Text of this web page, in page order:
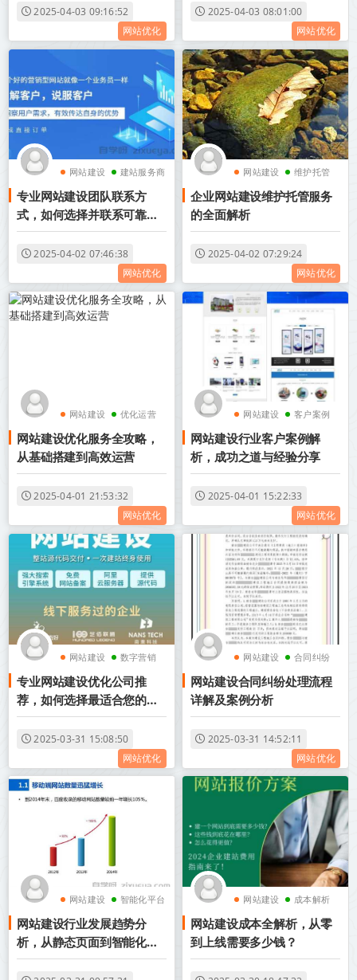
2025-04-03 09:16:52
网站优化
2025-04-03 08:01:00
网站优化
网站建设 建站服务商
专业网站建设团队联系方
式，如何选择并联系可靠的
建站服务商
2025-04-02 07:46:38
网站优化
网站建设 维护托管
企业网站建设维护托管服务
的全面解析
2025-04-02 07:29:24
网站优化
网站建设 优化运营
网站建设优化服务全攻略，
从基础搭建到高效运营
2025-04-01 21:53:32
网站优化
网站建设 客户案例
网站建设行业客户案例解
析，成功之道与经验分享
2025-04-01 15:22:33
网站优化
网站建设 数字营销
专业网站建设优化公司推
荐，如何选择最适合您的数
字营销伙伴？
2025-03-31 15:08:50
网站优化
网站建设 合同纠纷
网站建设合同纠纷处理流程
详解及案例分析
2025-03-31 14:52:11
网站优化
网站建设 智能化平台
网站建设行业发展趋势分
析，从静态页面到智能化平
台的演进
网站建设 成本解析
网站建设成本全解析，从零
到上线需要多少钱？